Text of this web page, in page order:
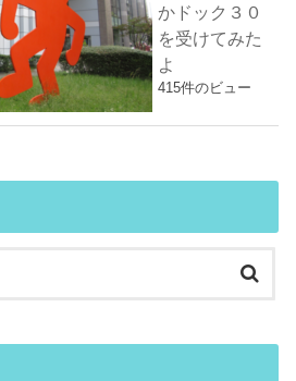
かドック３０
を受けてみた
よ
415件のビュー